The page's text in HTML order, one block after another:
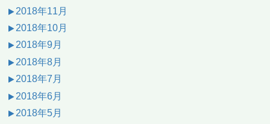
2018年11月
2018年10月
2018年9月
2018年8月
2018年7月
2018年6月
2018年5月